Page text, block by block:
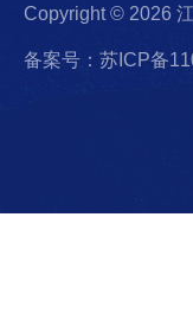
Copyright © 2026
备案号：苏ICP备